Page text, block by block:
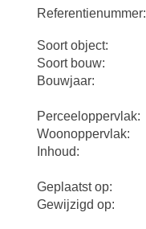
Referentienummer:
Soort object:
Soort bouw:
Bouwjaar:
Perceeloppervlak:
Woonoppervlak:
Inhoud:
Geplaatst op:
Gewijzigd op: